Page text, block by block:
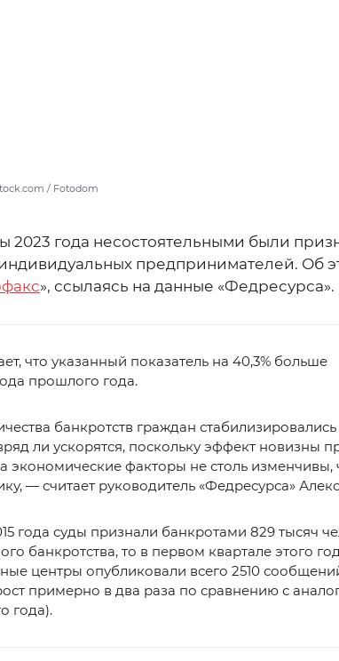
/ Fotodom
2023 года несостоятельными были
предпринимателей. Об
», ссылаясь на данные «Федресурса».
что указанный показатель на 40,3% больше
прошлого года.
банкротств граждан стабилизировались
ли ускорятся, поскольку эффект новизны
экономические факторы не столь изменчивы,
— считает руководитель «Федресурса»
года суды признали банкротами 829 тысяч
банкротства, то в первом квартале этого
центры опубликовали всего 2510
примерно в два раза по сравнению с
года).